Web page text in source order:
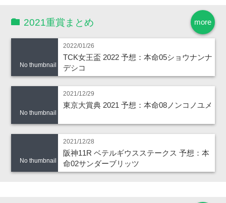
more
2021重賞まとめ
No thumbnail
2022/01/26
TCK女王盃 2022 予想：本命05ショウナンナ
デシコ
No thumbnail
2021/12/29
東京大賞典 2021 予想：本命08ノンコノユメ
No thumbnail
2021/12/28
阪神11R ベテルギウスステークス 予想：本
命02サンダーブリッツ